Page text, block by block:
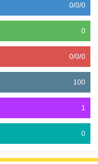
0/0/0
0
0/0/0
100
1
0